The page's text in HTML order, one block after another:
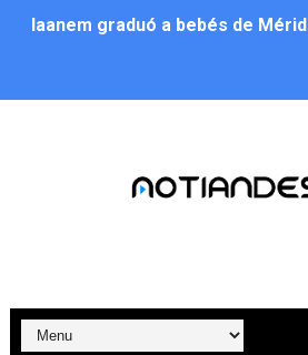
Iaanem graduó a bebés de
Alcalde Nelson Álvarez llevó
Nevado Gas optimiza servicio